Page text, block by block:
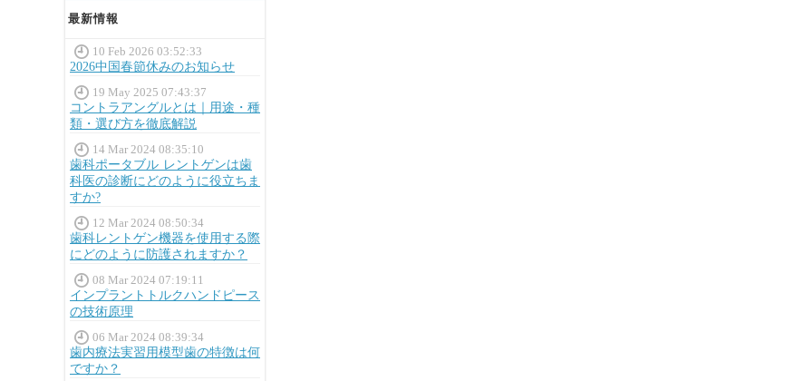
最新情報
10 Feb 2026 03:52:33
2026中国春節休みのお知らせ
19 May 2025 07:43:37
コントラアングルとは｜用途・種
類・選び方を徹底解説
14 Mar 2024 08:35:10
歯科ポータブル レントゲンは歯
科医の診断にどのように役立ちま
すか?
12 Mar 2024 08:50:34
歯科レントゲン機器を使用する際
にどのように防護されますか？
08 Mar 2024 07:19:11
インプラントトルクハンドピース
の技術原理
06 Mar 2024 08:39:34
歯内療法実習用模型歯の特徴は何
ですか？